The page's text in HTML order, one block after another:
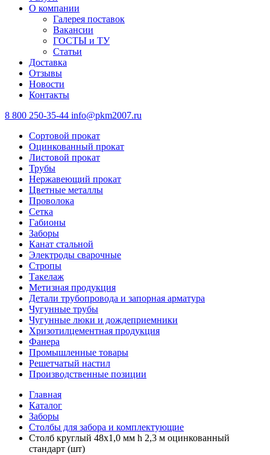
О компании
Галерея поставок
Вакансии
ГОСТЫ и ТУ
Статьи
Доставка
Отзывы
Новости
Контакты
8 800 250-35-44 info@pkm2007.ru
Сортовой прокат
Оцинкованный прокат
Листовой прокат
Трубы
Нержавеющий прокат
Цветные металлы
Проволока
Сетка
Габионы
Заборы
Канат стальной
Электроды сварочные
Стропы
Такелаж
Метизная продукция
Детали трубопровода и запорная арматура
Чугунные трубы
Чугунные люки и дождеприемники
Хризотилцементная продукция
Фанера
Промышленные товары
Решетчатый настил
Производственные позиции
Главная
Каталог
Заборы
Столбы для забора и комплектующие
Столб круглый 48х1,0 мм h 2,3 м оцинкованный
стандарт (шт)